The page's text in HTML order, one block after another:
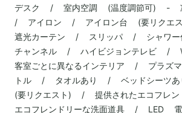
デスク / 室内空調 (温度調節可) -
/ アイロン / アイロン台 (要リク
遮光カーテン / スリッパ / シャワ
チャンネル / ハイビジョンテレビ
客室ごとに異なるインテリア / プラ
トル / タオルあり / ベッドシーツ
(要リクエスト) / 提供されたエコフレ
エコフレンドリーな洗面道具 / LED